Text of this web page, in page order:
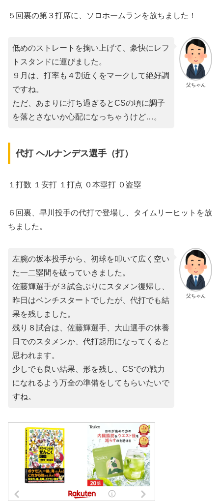
５回裏の第３打席に、ソロホームランを放ちました！
父ちゃん
低めのストレートを掬い上げて、豪快にレフ
トスタンドに運びました。
９月は、打率も４割近くをマークして絶好調
ですね。
ただ、あまりに打ち過ぎるとCSの頃に調子
を落とさないか心配になっちゃうけど…。
代打 ヘルナンデス選手（打）
１打数 １安打 １打点 ０本塁打 ０盗塁
６回裏、早川投手の代打で登場し、タイムリーヒットを放
ちました。
父ちゃん
左腕の坂本投手から、初球を叩いて広く空い
た一二塁間を破っていきました。
佐藤輝選手が３試合ぶりにスタメン復帰し、
昨日はベンチスタートでしたが、代打でも結
果を残しました。
残り８試合は、佐藤輝選手、大山選手の休養
日でのスタメンか、代打起用になってくると
思われます。
少しでも良い結果、形を残し、CSでの戦力
になれるよう万全の準備をしてもらいたいで
すね。